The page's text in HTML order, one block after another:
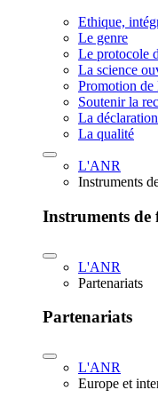
Ethique,
Le genre
Le protocole
La science
Promotion
Soutenir la
La
La qualité
L'ANR
Instruments
Instruments de
L'ANR
Partenariats
Partenariats
L'ANR
Europe et